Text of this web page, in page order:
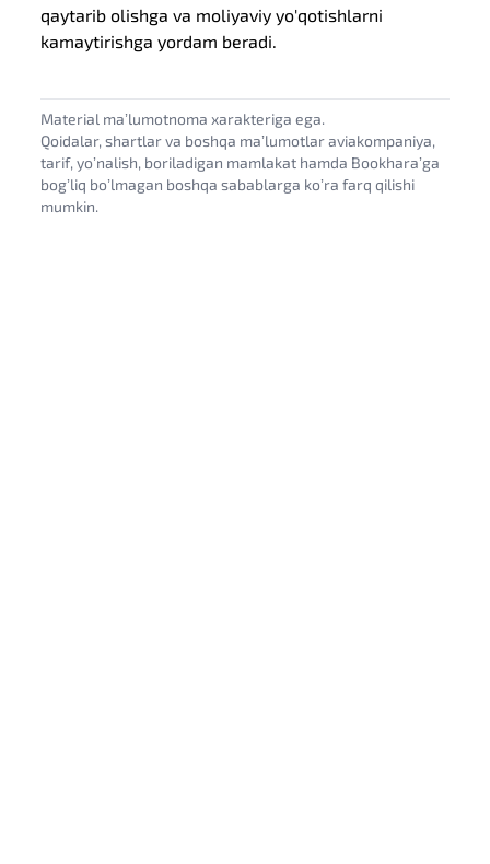
qaytarib olishga va moliyaviy yo'qotishlarni
kamaytirishga yordam beradi.
Material maʼlumotnoma xarakteriga ega.
Qoidalar, shartlar va boshqa maʼlumotlar aviakompaniya,
tarif, yoʼnalish, boriladigan mamlakat hamda Bookharaʼga
bogʼliq boʼlmagan boshqa sabablarga koʼra farq qilishi
mumkin.